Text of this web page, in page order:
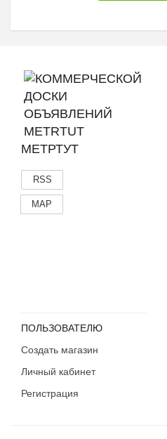
МЕТРТУТ
RSS
MAP
ПОЛЬЗОВАТЕЛЮ
Создать магазин
Личный кабинет
Регистрация